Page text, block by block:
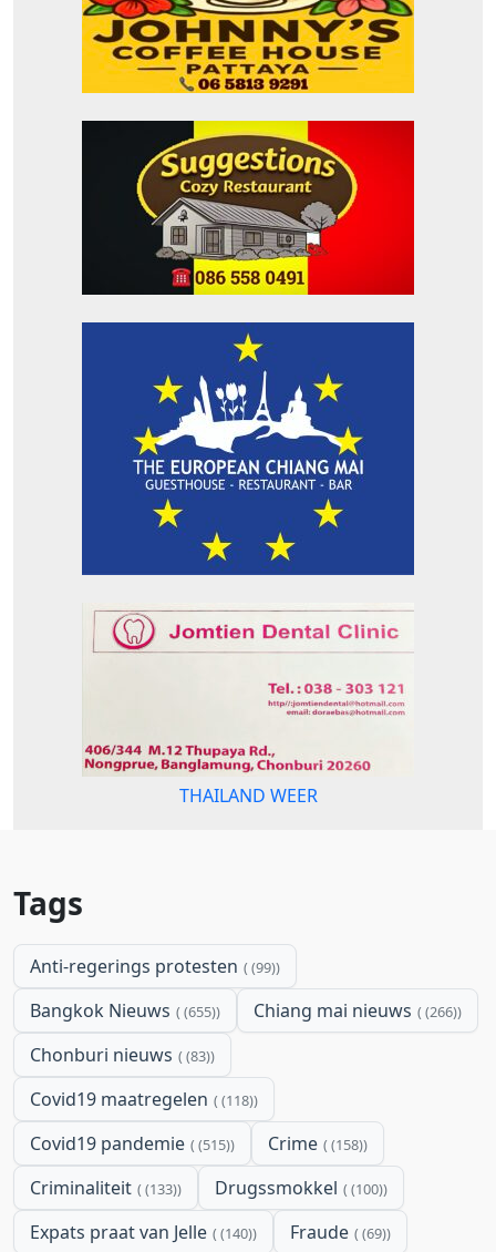
THAILAND WEER
Tags
Anti-regerings protesten (99)
Bangkok Nieuws (655) Chiang mai nieuws (266)
Chonburi nieuws (83)
Covid19 maatregelen (118)
Covid19 pandemie (515) Crime (158)
Criminaliteit (133) Drugssmokkel (100)
Expats praat van Jelle (140) Fraude (69)